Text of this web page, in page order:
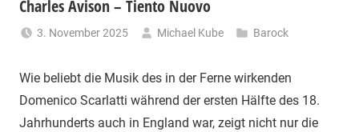
Charles Avison – Tiento Nuovo
3. November 2025 Michael Kube Barock
Wie beliebt die Musik des in der Ferne wirkenden
Domenico Scarlatti während der ersten Hälfte des 18.
Jahrhunderts auch in England war, zeigt nicht nur die